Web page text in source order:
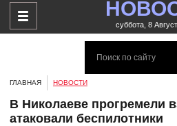
суббота, 8
ГЛАВНАЯ НОВОСТИ
В Николаеве прогремели
атаковали беспилотники